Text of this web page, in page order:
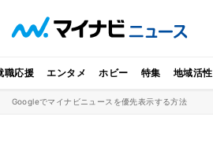
職応援 エンタメ ホビー 特集 地域活性
Googleでマイナビニュースを優先表示する方法